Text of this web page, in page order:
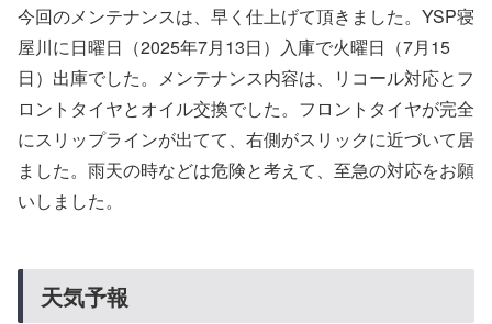
今回のメンテナンスは、早く仕上げて頂きました。YSP寝
屋川に日曜日（2025年7月13日）入庫で火曜日（7月15
日）出庫でした。メンテナンス内容は、リコール対応とフ
ロントタイヤとオイル交換でした。フロントタイヤが完全
にスリップラインが出てて、右側がスリックに近づいて居
ました。雨天の時などは危険と考えて、至急の対応をお願
いしました。
天気予報